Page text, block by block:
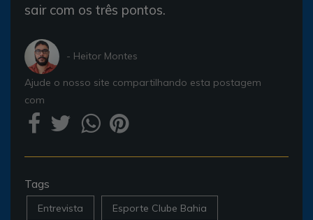
sair com os três pontos.
- Heitor Montes
Ajude o nosso site compartilhando esta postagem
com
Tags
Entrevista Esporte Clube Bahia